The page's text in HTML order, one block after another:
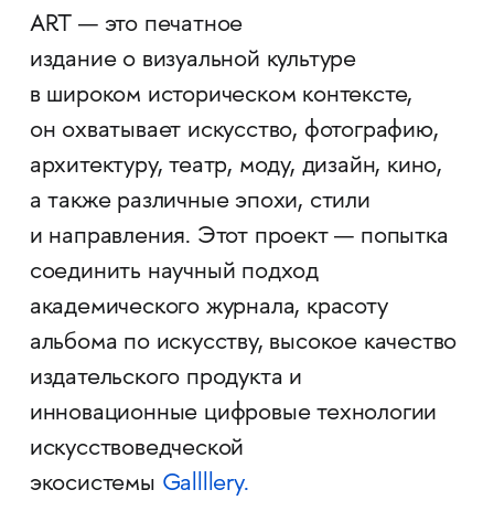
ART — это печатное
издание о визуальной культуре
в широком историческом контексте,
он охватывает искусство, фотографию,
архитектуру, театр, моду, дизайн, кино,
а также различные эпохи, стили
и направления. Этот проект — попытка
соединить научный подход
академического журнала, красоту
альбома по искусству, высокое качество
издательского продукта и
инновационные цифровые технологии
искусствоведческой
экосистемы Gallllery.